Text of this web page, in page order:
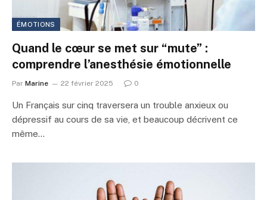
ÉMOTIONS
Quand le cœur se met sur “mute” :
comprendre l’anesthésie émotionnelle
Par Marine 22 février 2025 0
Un Français sur cinq traversera un trouble anxieux ou
dépressif au cours de sa vie, et beaucoup décrivent ce
même…